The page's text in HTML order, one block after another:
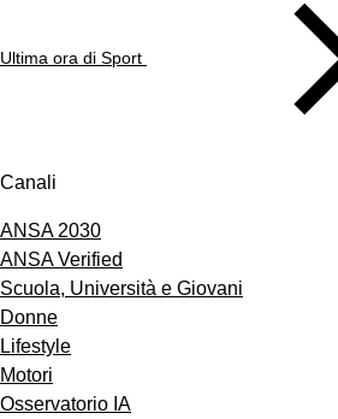
Ultima ora di Sport
Canali
ANSA 2030
ANSA Verified
Scuola, Università e Giovani
Donne
Lifestyle
Motori
Osservatorio IA